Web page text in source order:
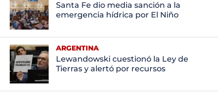
Santa Fe dio media sanción a la
emergencia hídrica por El Niño
ARGENTINA
Lewandowski cuestionó la Ley de
Tierras y alertó por recursos